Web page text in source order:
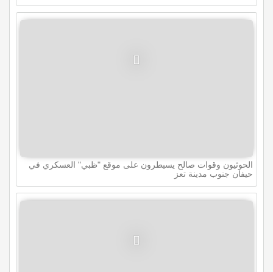
الحوثيون وقوات صالح يسيطرون على موقع "ظبي" العسكري في
حيفان جنوب مدينة تعز